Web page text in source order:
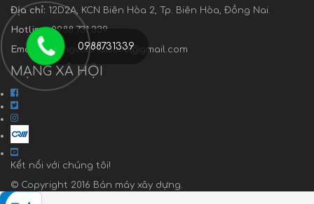
Địa chỉ: 12D2A, KCN Biên Hòa 2, Tp. Biên Hòa, Đồng Nai.
Hotline:0988.731.339
Email: truongvanhai6688@gmail.com
MẠNG XÃ HỘI
Kết nối với chúng tôi!
© Copyright 2016 Bán máy xây dựng.
0988731339